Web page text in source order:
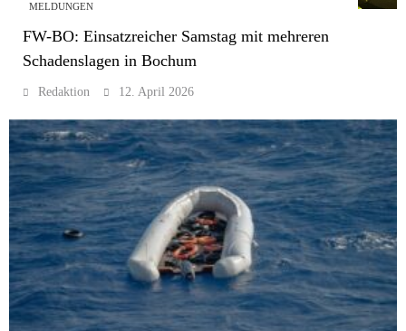
MELDUNGEN
FW-BO: Einsatzreicher Samstag mit mehreren
Schadenslagen in Bochum
Redaktion 12. April 2026